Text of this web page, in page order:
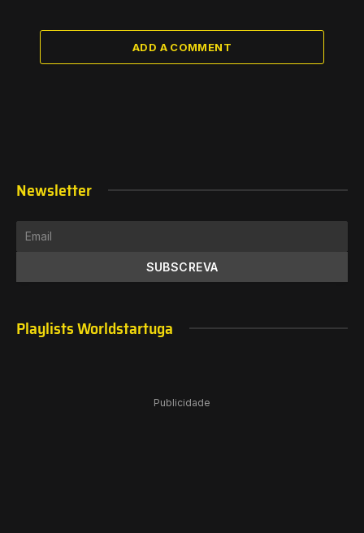
ADD A COMMENT
Newsletter
Playlists Worldstartuga
Publicidade